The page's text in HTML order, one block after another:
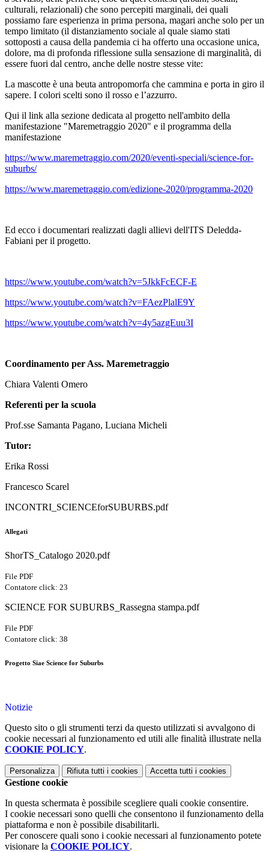
culturali, relazionali) che sono percepiti marginali, dei quali
possiamo fare esperienza in prima persona, magari anche solo per un
tempo limitato (il distanziamento sociale al quale siamo stati
sottoposti a causa della pandemia ci ha offerto una occasione unica,
dolore, ma di profonda riflessione sulla sensazione di marginalità, di
essere fuori dal centro, anche delle nostre stesse vite:
La mascotte è una beuta antropomorfa che cammina e porta in giro il
sapere. I colori scelti sono il rosso e l’azzurro.
Qui il link alla sezione dedicata al progetto nell'ambito della
manifestazione "Maremetraggio 2020" e il programma della
manifestazione
https://www.maremetraggio.com/2020/eventi-speciali/science-for-
suburbs/
https://www.maremetraggio.com/edizione-2020/programma-2020
Ed ecco i documentari realizzati dagli allievi dell'ITS Deledda-
Fabiani per il progetto.
https://www.youtube.com/watch?v=5JkkFcECF-E
https://www.youtube.com/watch?v=FAezPlalE9Y
https://www.youtube.com/watch?v=4y5azgEuu3I
Coordinamento per Ass. Maremetraggio
Chiara Valenti Omero
Referenti per la scuola
Prof.sse Samanta Pagano, Luciana Micheli
Tutor:
Erika Rossi
Francesco Scarel
INCONTRI_SCIENCEforSUBURBS.pdf
Allegati
ShorTS_Catalogo 2020.pdf
File PDF
Contatore click: 23
SCIENCE FOR SUBURBS_Rassegna stampa.pdf
File PDF
Contatore click: 38
Progetto Siae Science for Suburbs
Notizie
Questo sito o gli strumenti terzi da questo utilizzati si avvalgono di
cookie necessari al funzionamento ed utili alle finalità illustrate nella
COOKIE POLICY.
Personalizza Rifiuta tutti i cookies Accetta tutti i cookies
Gestione cookie
In questa schermata è possibile scegliere quali cookie consentire.
I cookie necessari sono quelli che consentono il funzionamento della
piattaforma e non è possibile disabilitarli.
Per conoscere quali sono i cookie necessari al funzionamento potete
visionare la COOKIE POLICY.